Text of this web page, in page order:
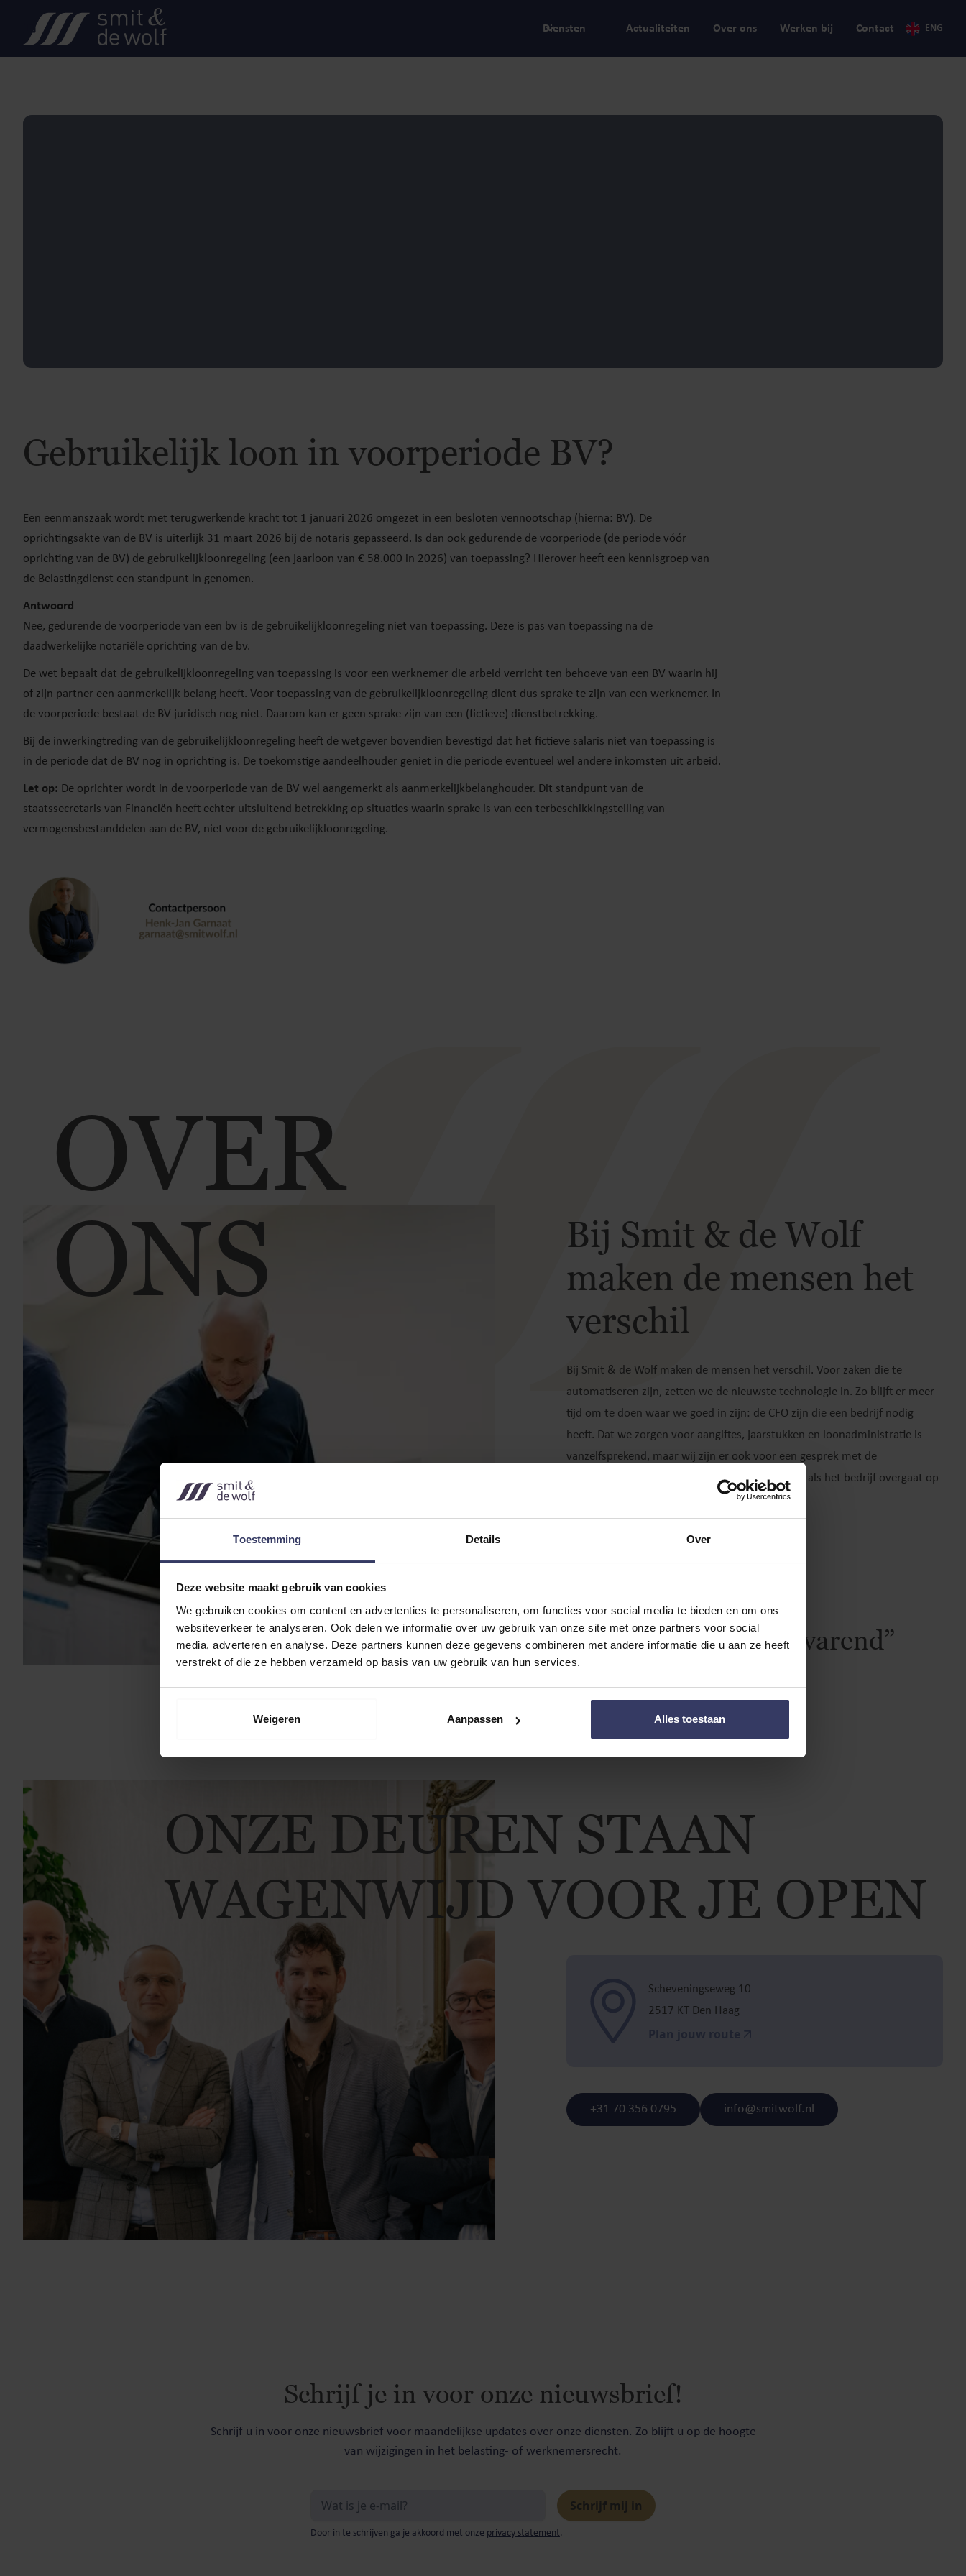
Toestemming Details Over
Deze website maakt gebruik van cookies
We gebruiken cookies om content en advertenties te personaliseren, om functies voor social media te bieden en om ons
websiteverkeer te analyseren. Ook delen we informatie over uw gebruik van onze site met onze partners voor social
media, adverteren en analyse. Deze partners kunnen deze gegevens combineren met andere informatie die u aan ze heeft
verstrekt of die ze hebben verzameld op basis van uw gebruik van hun services.
Weigeren Aanpassen Alles toestaan
Diensten Actualiteiten Over ons Werken bij Contact ENG
Gebruikelijk loon in voorperiode BV?
Een eenmanszaak wordt met terugwerkende kracht tot 1 januari 2026 omgezet in een besloten vennootschap (hierna: BV). De
oprichtingsakte van de BV is uiterlijk 31 maart 2026 bij de notaris gepasseerd. Is dan ook gedurende de voorperiode (de periode vóór
oprichting van de BV) de gebruikelijkloonregeling (een jaarloon van € 58.000 in 2026) van toepassing? Hierover heeft een kennisgroep van
de Belastingdienst een standpunt in genomen.
Antwoord
Nee, gedurende de voorperiode van een bv is de gebruikelijkloonregeling niet van toepassing. Deze is pas van toepassing na de
daadwerkelijke notariële oprichting van de bv.
De wet bepaalt dat de gebruikelijkloonregeling van toepassing is voor een werknemer die arbeid verricht ten behoeve van een BV waarin hij
of zijn partner een aanmerkelijk belang heeft. Voor toepassing van de gebruikelijkloonregeling dient dus sprake te zijn van een werknemer. In
de voorperiode bestaat de BV juridisch nog niet. Daarom kan er geen sprake zijn van een (fictieve) dienstbetrekking.
Bij de inwerkingtreding van de gebruikelijkloonregeling heeft de wetgever bovendien bevestigd dat het fictieve salaris niet van toepassing is
in de periode dat de BV nog in oprichting is. De toekomstige aandeelhouder geniet in die periode eventueel wel andere inkomsten uit arbeid.
Let op: De oprichter wordt in de voorperiode van de BV wel aangemerkt als aanmerkelijkbelanghouder. Dit standpunt van de
staatssecretaris van Financiën heeft echter uitsluitend betrekking op situaties waarin sprake is van een terbeschikkingstelling van
vermogensbestanddelen aan de BV, niet voor de gebruikelijkloonregeling.
OVER
ONS
Bij Smit & de Wolf
maken de mensen het
verschil
Bij Smit & de Wolf maken de mensen het verschil. Voor zaken die te
automatiseren zijn, zetten we de nieuwste technologie in. Zo blijft er meer
tijd om te doen waar we goed in zijn: de CFO zijn die een bedrijf nodig
heeft. Dat we zorgen voor aangiftes, jaarstukken en loonadministratie is
vanzelfsprekend, maar wij zijn er ook voor een gesprek met de
kleinkinderen over een samenlevingscontract of als het bedrijf overgaat op
Ons verhaal
“Betrokken en voortvarend”
ONZE DEUREN STAAN
WAGENWIJD VOOR JE OPEN
Scheveningseweg 10
2517 KT Den Haag
+31 70 356 0795 info@smitwolf.nl
Schrijf je in voor onze nieuwsbrief!
Schrijf u in voor onze nieuwsbrief voor maandelijkse updates over onze diensten. Zo blijft u op de hoogte
van wijzigingen in het belasting- of werknemersrecht.
Door in te schrijven ga je akkoord met onze privacy statement.